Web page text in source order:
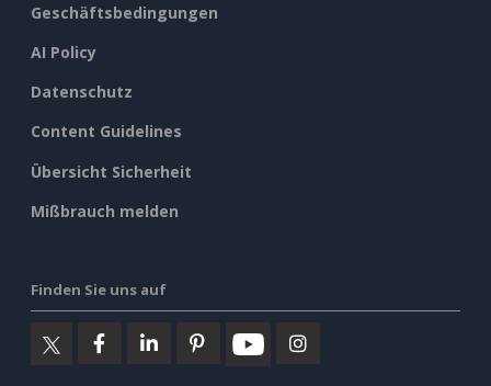
Geschäftsbedingungen
AI Policy
Datenschutz
Content Guidelines
Übersicht Sicherheit
Mißbrauch melden
Finden Sie uns auf